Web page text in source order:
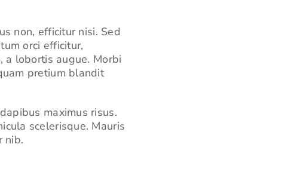
non, efficitur nisi. Sed
orci efficitur,
a lobortis augue. Morbi
pretium blandit
maximus risus.
scelerisque. Mauris
nib.